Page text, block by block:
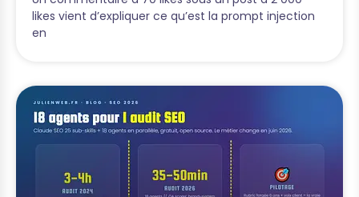
likes vient d’expliquer ce qu’est la prompt injection
en